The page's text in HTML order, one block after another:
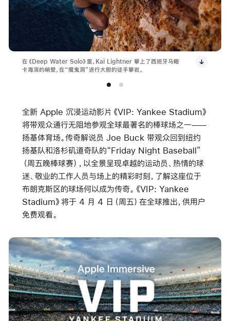
在《Deep Water Solo》里，Kai Lightner 攀上了西班牙马略
卡海滨的峭壁，在“魔鬼洞”进行大胆的徒手攀岩。
全新 Apple 沉浸运动影片 《VIP: Yankee Stadium》
将带观众通行无阻地参观全球最著名的棒球场之一——
扬基体育场。传奇解说员 Joe Buck 带观众回到纽约
扬基队和洛杉矶道奇队的“Friday Night Baseball”
（周五晚棒球赛），以全景呈现卓越的运动员、热情的球
迷、敬业的工作人员与场上的精彩时刻，了解这座位于
布朗克斯区的球场何以成为传奇。 《VIP: Yankee
Stadium》将于 4 月 4 日（周五）在全球推出，供用户
免费观看。